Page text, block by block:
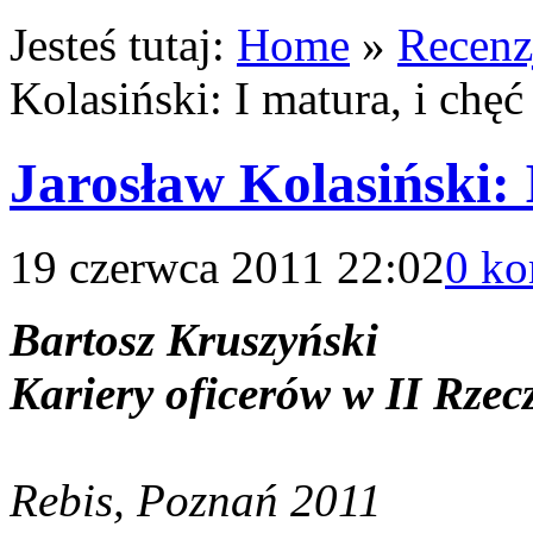
Jesteś tutaj: Home »
Kolasiński: I matura, i
Jarosław
19 czerwca 2011 22:020
Bartosz Kruszyński
Kariery oficerów w II
Rebis, Poznań 2011